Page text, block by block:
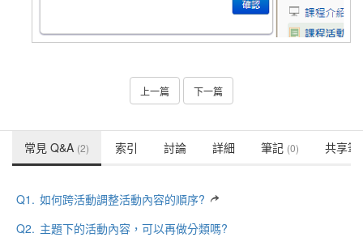
上一篇 下一篇
常見 Q&A (2) 索引 討論 詳細 筆記 (0) 共享
Q1. 如何跨活動調整活動內容的順序?
Q2. 主題下的活動內容，可以再做分類嗎?